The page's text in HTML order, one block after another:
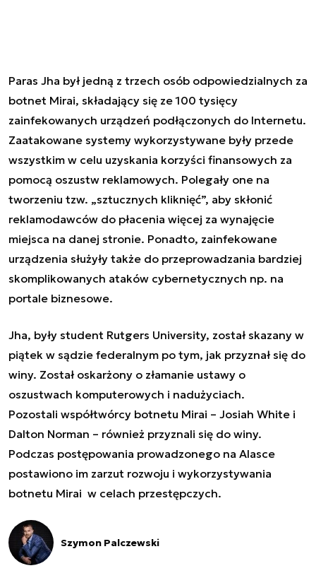
Paras Jha był jedną z trzech osób odpowiedzialnych za
botnet Mirai, składający się ze 100 tysięcy
zainfekowanych urządzeń podłączonych do Internetu.
Zaatakowane systemy wykorzystywane były przede
wszystkim w celu uzyskania korzyści finansowych za
pomocą oszustw reklamowych. Polegały one na
tworzeniu tzw. „sztucznych kliknięć”, aby skłonić
reklamodawców do płacenia więcej za wynajęcie
miejsca na danej stronie. Ponadto, zainfekowane
urządzenia służyły także do przeprowadzania bardziej
skomplikowanych ataków cybernetycznych np. na
portale biznesowe.
Jha, były student Rutgers University, został skazany w
piątek w sądzie federalnym po tym, jak przyznał się do
winy. Został oskarżony o złamanie ustawy o
oszustwach komputerowych i nadużyciach.
Pozostali współtwórcy botnetu Mirai – Josiah White i
Dalton Norman – również przyznali się do winy.
Podczas postępowania prowadzonego na Alasce
postawiono im zarzut rozwoju i wykorzystywania
botnetu Mirai w celach przestępczych.
Szymon Palczewski